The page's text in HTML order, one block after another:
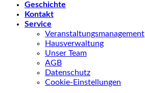
Geschichte
Kontakt
Service
Veranstaltungsmanagement
Hausverwaltung
Unser Team
AGB
Datenschutz
Cookie-Einstellungen